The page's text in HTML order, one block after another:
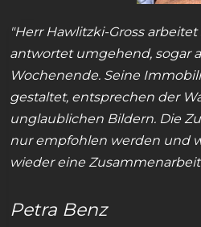
"Herr Hawlitzki-Gross
antwortet umgehend, sogar
Wochenende. Seine
gestaltet, entsprechen der
unglaublichen Bildern. Die
nur empfohlen werden und
wieder eine
Petra Benz